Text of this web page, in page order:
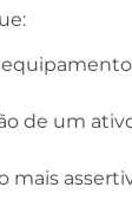
de um